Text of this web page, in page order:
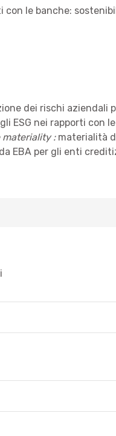
con le banche:
dei rischi aziendali
ESG nei rapporti con
materiality : materialità
EBA per gli enti